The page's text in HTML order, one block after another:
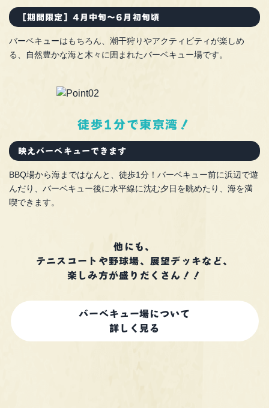
［期間限定］4月中旬～6月初旬頃
バーベキューはもちろん、潮干狩りやアクティビティが楽しめ
る、自然豊かな海と木々に囲まれたバーベキュー場です。
徒歩1分で東京湾！
映えバーベキューできます
BBQ場から海まではなんと、徒歩1分！バーベキュー前に浜辺で遊
んだり、バーベキュー後に水平線に沈む夕日を眺めたり、海を満
喫できます。
他にも、
テニスコートや野球場、展望デッキなど、
楽しみ方が盛りだくさん！！
バーベキュー場について
詳しく見る